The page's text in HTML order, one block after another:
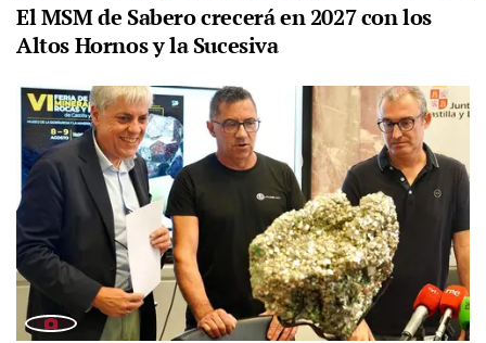
El MSM de Sabero crecerá en 2027 con los
Altos Hornos y la Sucesiva